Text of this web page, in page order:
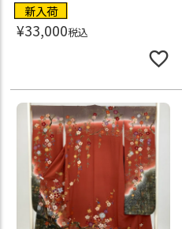
新入荷
¥33,000税込